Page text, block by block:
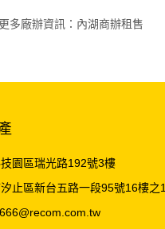
更多廠辦資訊 ： 內湖商辦租售
園區瑞光路192號3樓
止區新台五路一段95號16樓之1